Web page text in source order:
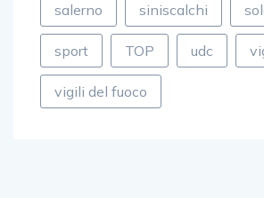
salerno siniscalchi
sport TOP udc
vigili del fuoco